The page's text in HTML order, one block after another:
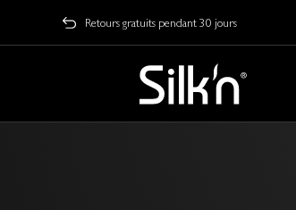
Retours gratuits pendant 30 jours